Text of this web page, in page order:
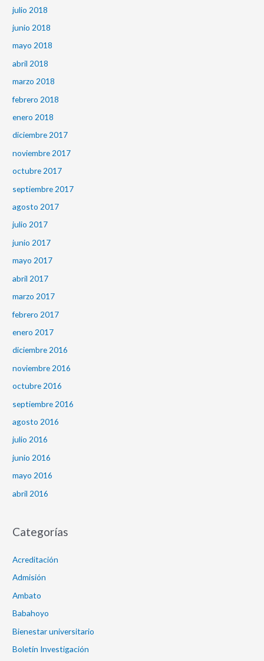
julio 2018
junio 2018
mayo 2018
abril 2018
marzo 2018
febrero 2018
enero 2018
diciembre 2017
noviembre 2017
octubre 2017
septiembre 2017
agosto 2017
julio 2017
junio 2017
mayo 2017
abril 2017
marzo 2017
febrero 2017
enero 2017
diciembre 2016
noviembre 2016
octubre 2016
septiembre 2016
agosto 2016
julio 2016
junio 2016
mayo 2016
abril 2016
Categorías
Acreditación
Admisión
Ambato
Babahoyo
Bienestar universitario
Boletín Investigación